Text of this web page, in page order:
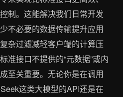
制。这能解决我们日常开发
不必要的数据传输提升应用
杂过滤减轻客户端的计算压
准接口不提供的“元数据”或内
至关重要。无论你是在调用
这类大模型的API还是在